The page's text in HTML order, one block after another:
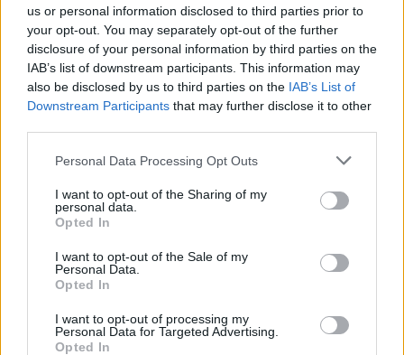
us or personal information disclosed to third parties prior to
your opt-out. You may separately opt-out of the further
disclosure of your personal information by third parties on the
IAB’s list of downstream participants. This information may
also be disclosed by us to third parties on the IAB’s List of
Downstream Participants that may further disclose it to other
Please note that this website/app uses one or more Google
not limited to your visit or usage behaviour. You may click to
grant or deny consent to Google and its third-party tags to
use your data for below specified purposes in below Google
consent section.
Personal Data Processing Opt Outs
I want to opt-out of the Sharing of my
personal data.
Opted In
I want to opt-out of the Sale of my
Personal Data.
Opted In
I want to opt-out of processing my
Personal Data for Targeted Advertising.
Opted In